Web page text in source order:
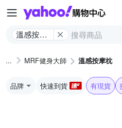
溫感按摩
MRF健身大師 溫感按摩枕
品牌 快速到貨 有現貨